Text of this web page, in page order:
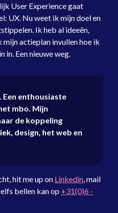
User Experience gaat
UX. Nu weet ik mijn doel en
Ik heb al ideeën,
actieplan invullen hoe ik
in. Een nieuwe weg.
. Een enthousiaste
mbo. Mijn
de koppeling
design, het web en
hit me up on Linkedin, mail
bellen kan op +31(0)6 -